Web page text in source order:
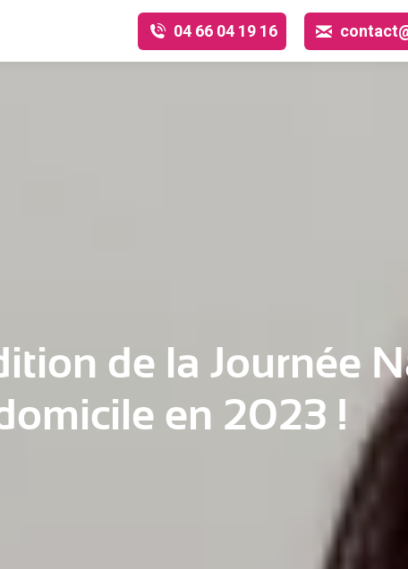
04 66 04 19 16
de la Journée
en 2023 !